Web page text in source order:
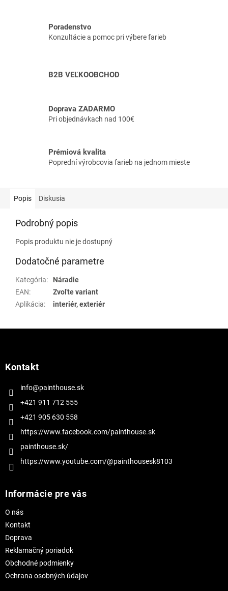
Poradenstvo
Konzultácie a pomoc pri výbere farieb
B2B VEĽKOOBCHOD
Doprava ZADARMO
Pri objednávkach nad 100€
Prémiová kvalita
Poprední výrobcovia farieb na jednom mieste
Popis Diskusia
Podrobný popis
Popis produktu nie je dostupný
Dodatočné parametre
Kategória:
Náradie
EAN:
Zvoľte variant
Aplikácia: interiér, exteriér
Kontakt
info@painthouse.sk
+421 911 712 555
+421 905 630 558
https://www.facebook.com/painthouse.sk
painthouse.sk/
https://www.youtube.com/@painthousesk8103
Informácie pre vás
O nás
Kontakt
Doprava
Reklamačný poriadok
Obchodné podmienky
Ochrana osobných údajov